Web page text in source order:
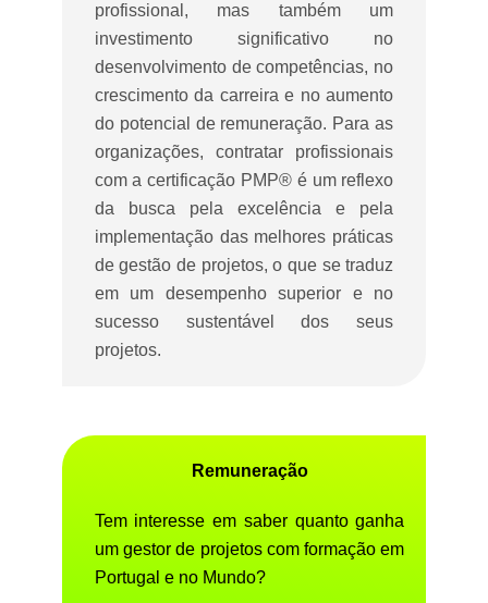
profissional, mas também um
investimento significativo no
desenvolvimento de competências, no
crescimento da carreira e no aumento
do potencial de remuneração. Para as
organizações, contratar profissionais
com a certificação PMP® é um reflexo
da busca pela excelência e pela
implementação das melhores práticas
de gestão de projetos, o que se traduz
em um desempenho superior e no
sucesso sustentável dos seus
projetos.
Remuneração
Tem interesse em saber quanto ganha
um gestor de projetos com formação em
Portugal e no Mundo?